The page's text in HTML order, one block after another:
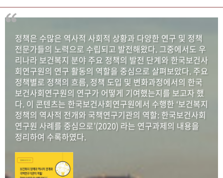
연구 역사
정책과 연구 키워드로 보는 연구 역사
연구자들
간행물 변천사
기록물 아카이브
사진 아카이브 문서 기록물 행정박물 영상 기록물
50+1주년 기념
성과 50선 숫자로 보는 50년
세계와 함께 한 KIHASA
정책은 수많은 역사적 사회적 상황과 다양한 연구 및 정책
전문가들의 노력으로 수립되고 발전해왔다. 그중에서도 우
리나라 보건복지 분야 주요 정책의 발전 단계와 한국보건사
회연구원의 연구 활동의 역할을 중심으로 살펴보았다. 주요
정책별로 정책의 흐름, 정책 도입 및 변화과정에서의 한국
보건사회연구원의 연구가 어떻게 기여했는지를 보고자 했
다. 이 콘텐츠는 한국보건사회연구원에서 수행한 ‘보건복지
정책의 역사적 전개와 국책연구기관의 역할: 한국보건사회
연구원 사례를 중심으로’(2020) 라는 연구과제의 내용을
정리하여 수록하였다.